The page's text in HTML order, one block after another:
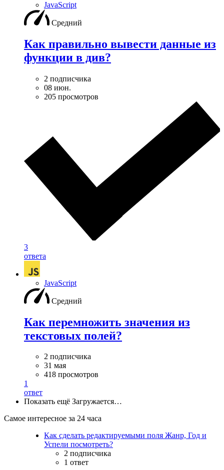
JavaScript
Средний
Как правильно вывести данные из
функции в див?
2 подписчика
08 июн.
205 просмотров
3
ответа
JavaScript
Средний
Как перемножить значения из
текстовых полей?
2 подписчика
31 мая
418 просмотров
1
ответ
Показать ещё Загружается…
Самое интересное за 24 часа
Как сделать редактируемыми поля Жанр, Год и
Успели посмотреть?
2 подписчика
1 ответ